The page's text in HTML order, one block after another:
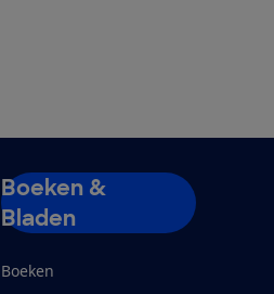
Boeken &
Bladen
Boeken